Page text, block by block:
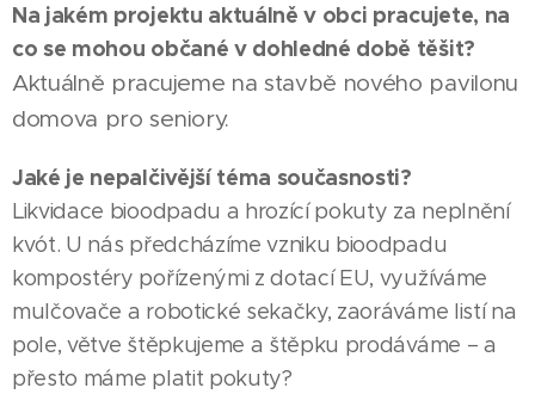
Na jakém projektu aktuálně v obci pracujete, na
co se mohou občané v dohledné době těšit?
Aktuálně pracujeme na stavbě nového pavilonu
domova pro seniory.
Jaké je nepalčivější téma současnosti?
Likvidace bioodpadu a hrozící pokuty za neplnění
kvót. U nás předcházíme vzniku bioodpadu
kompostéry pořízenými z dotací EU, využíváme
mulčovače a robotické sekačky, zaoráváme listí na
pole, větve štěpkujeme a štěpku prodáváme – a
přesto máme platit pokuty?